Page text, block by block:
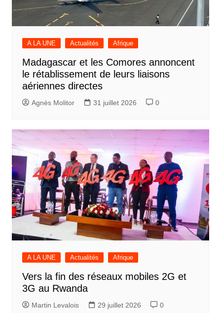
A LA UNE Actualités Afrique
Madagascar et les Comores annoncent
le rétablissement de leurs liaisons
aériennes directes
Agnès Molitor 31 juillet 2026 0
A LA UNE Actualités Afrique
Vers la fin des réseaux mobiles 2G et
3G au Rwanda
Martin Levalois 29 juillet 2026 0